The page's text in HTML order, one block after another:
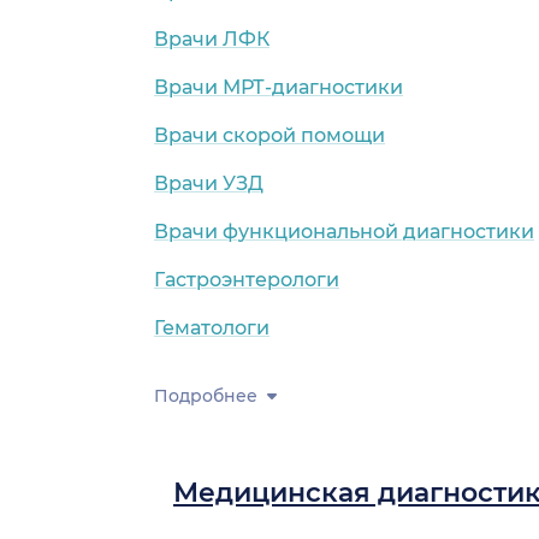
Врачи ЛФК
Врачи МРТ-диагностики
Врачи скорой помощи
Врачи УЗД
Врачи функциональной диагностики
Гастроэнтерологи
Гематологи
Подробнее
Медицинская